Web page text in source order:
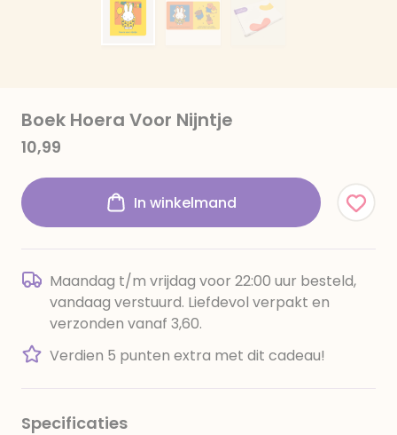
Boek Hoera Voor Nijntje
10,99
In winkelmand
Maandag t/m vrijdag voor 22:00 uur besteld,
vandaag verstuurd. Liefdevol verpakt en
verzonden vanaf 3,60.
Verdien 5 punten extra met dit cadeau!
Specificaties